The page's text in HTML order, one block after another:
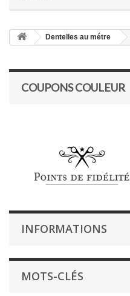
Dentelles au métre
COUPONS COULEUR
INFORMATIONS
MOTS-CLÉS